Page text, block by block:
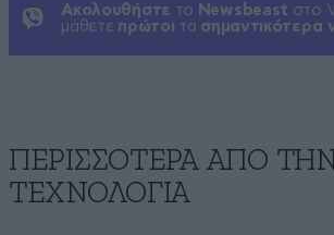
Ακολουθήστε το Newsbeast στο
μάθετε πρώτοι τα σημαντικότερα
ΠΕΡΙΣΣΟΤΕΡΑ ΑΠΟ
ΤΕΧΝΟΛΟΓΙΑ